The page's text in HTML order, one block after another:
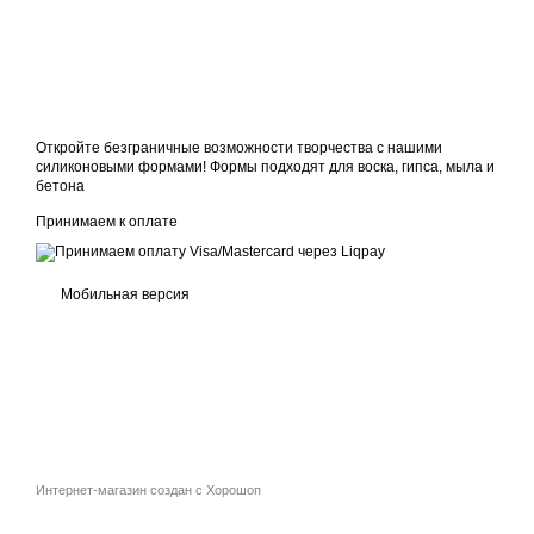
Откройте безграничные возможности творчества с нашими
силиконовыми формами! Формы подходят для воска, гипса, мыла и
бетона
Принимаем к оплате
Мобильная версия
Интернет-магазин создан с Хорошоп